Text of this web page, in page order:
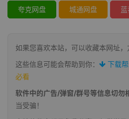
夸克网盘 城通网盘
如果您喜欢本站，可以收藏本网址，
这些信息可能会帮助到你：
下载
必看
软件中的广告/弹窗/群号等信息切勿
当受骗！